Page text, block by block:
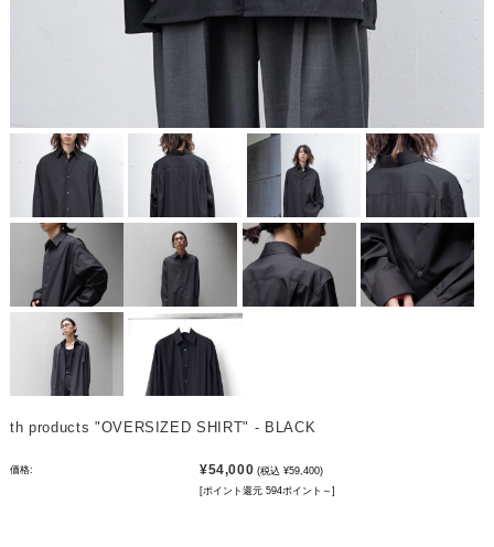
th products "OVERSIZED SHIRT" - BLACK
価格: ¥54,000 (税込 ¥59,400)
[ポイント還元 594ポイント～]